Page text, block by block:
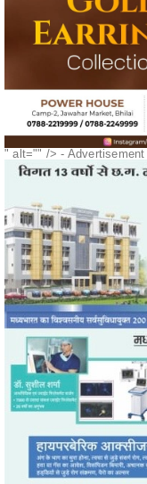
" alt="" />- Advertisement -